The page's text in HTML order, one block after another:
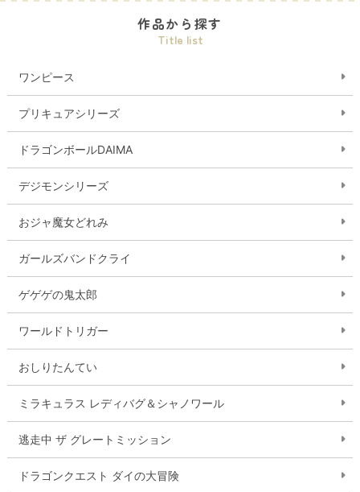
作品から探す
Title list
ワンピース
プリキュアシリーズ
ドラゴンボールDAIMA
デジモンシリーズ
おジャ魔女どれみ
ガールズバンドクライ
ゲゲゲの鬼太郎
ワールドトリガー
おしりたんてい
ミラキュラス レディバグ＆シャノワール
逃走中 ザ グレートミッション
ドラゴンクエスト ダイの大冒険